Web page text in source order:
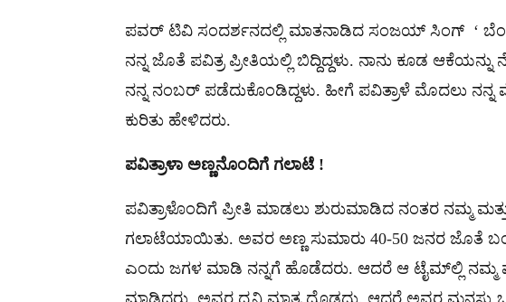
ಪವರ್​ ಟಿವಿ ಸಂದರ್ಶನದಲ್ಲಿ ಮಾತನಾಡಿದ ಸಂಜಯ್​​ ಸಿಂಗ್​ ‘
ನನ್ನ ಜೊತೆ ಪವಿತ್ರ ಪ್ರೀತಿಯಲ್ಲಿ ಬಿದ್ದಿದ್ದಳು. ನಾನು ಕೂಡ
ನನ್ನ ನಂಬರ್​​ ಪಡೆದುಕೊಂಡಿದ್ದಳು. ಹೀಗೆ ಪವಿತ್ರಾಳೆ ಮೊದಲು
ಕುರಿತು ಹೇಳಿದರು.
ಪವಿತ್ರಾಳಾ ಅಣ್ಣನೊಂದಿಗೆ ಗಲಾಟೆ !
ಪವಿತ್ರಾಳೊಂದಿಗೆ ಪ್ರೀತಿ ಮಾಡಲು ಶುರುಮಾಡಿದ ನಂತರ ನಮ್ಮ
ಗಲಾಟೆಯಾಯಿತು. ಅವರ ಅಣ್ಣ ಸುಮಾರು 40-50 ಜನರ
ಎಂದು ಜಗಳ ಮಾಡಿ ನನ್ನಗೆ ಹೊಡೆದರು. ಆದರೆ ಆ ಟೈಮ್​ಲ್ಲಿ
ಮಾಡಿದರು. ಅವರ ಧ್ವನಿ ಮಾತ್ರ ದೊಡ್ಡದು. ಆದರೆ ಅವರ ಮನಸ್ಸು